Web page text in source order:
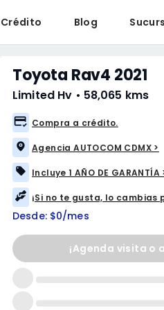
Crédito Blog
Toyota Rav4 2021
Limited Hv • 58,065 kms
Compra a crédito.
Agencia AUTOCOM CDMX >
Incluye 1 AÑO DE GARANTÍA
¡Si no te gusta, lo cambias
Desde: $0/mes
¡Agenda visita o